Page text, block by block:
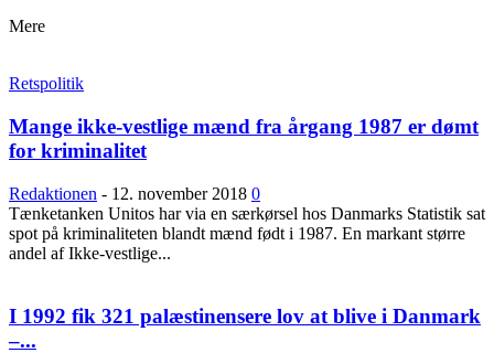
Mere
Retspolitik
Mange ikke-vestlige mænd fra årgang 1987 er dømt
for kriminalitet
Redaktionen - 12. november 2018 0
Tænketanken Unitos har via en særkørsel hos Danmarks Statistik sat
spot på kriminaliteten blandt mænd født i 1987. En markant større
andel af Ikke-vestlige...
I 1992 fik 321 palæstinensere lov at blive i Danmark
–...